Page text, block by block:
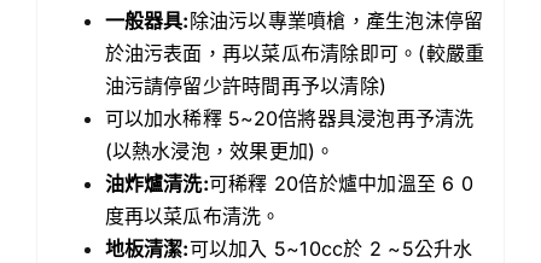
一般器具: 除油污以專業噴槍，產生泡沫停留
於油污表面，再以菜瓜布清除即可。(較嚴重
油污請停留少許時間再予以清除)
可以加水稀釋 5~20倍將器具浸泡再予清洗
(以熱水浸泡，效果更加)。
油炸爐清洗:可稀釋 20倍於爐中加溫至 6 0
度再以菜瓜布清洗。
地板清潔:可以加入 5~10cc於 2 ~5公升水